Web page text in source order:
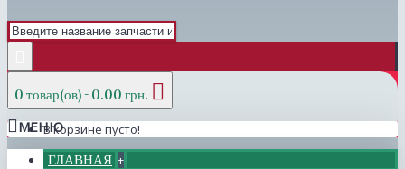
0 товар(ов) - 0.00 грн.
В корзине пусто!
МЕНЮ
ГЛАВНАЯ +